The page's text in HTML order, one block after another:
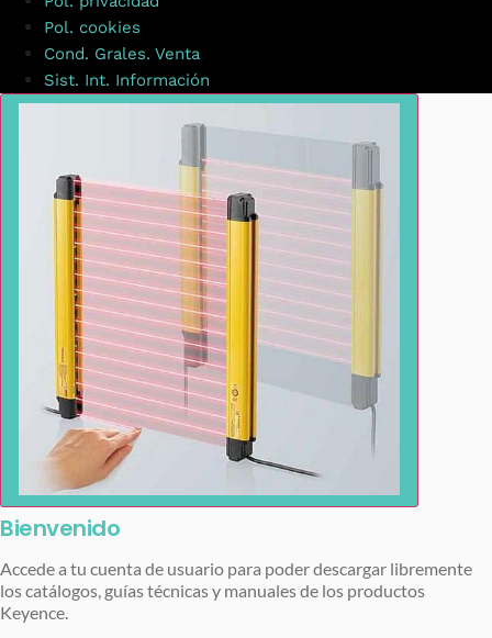
Pol. cookies
Cond. Grales. Venta
Sist. Int. Información
Bienvenido
Accede a tu cuenta de usuario para poder descargar libremente
los catálogos, guías técnicas y manuales de los productos
Keyence.